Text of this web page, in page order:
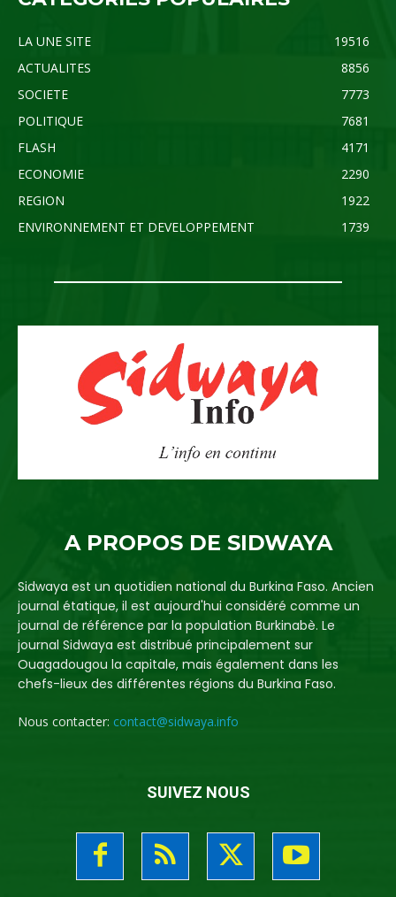
LA UNE SITE
19516
ACTUALITES
8856
SOCIETE
7773
POLITIQUE
7681
FLASH
4171
ECONOMIE
2290
REGION
1922
ENVIRONNEMENT ET DEVELOPPEMENT
1739
A PROPOS DE SIDWAYA
Sidwaya est un quotidien national du Burkina Faso. Ancien
journal étatique, il est aujourd'hui considéré comme un
journal de référence par la population Burkinabè. Le
journal Sidwaya est distribué principalement sur
Ouagadougou la capitale, mais également dans les
chefs-lieux des différentes régions du Burkina Faso.
Nous contacter: contact@sidwaya.info
SUIVEZ NOUS